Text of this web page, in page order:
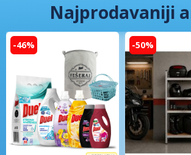
Najprodavaniji
-46% -50%